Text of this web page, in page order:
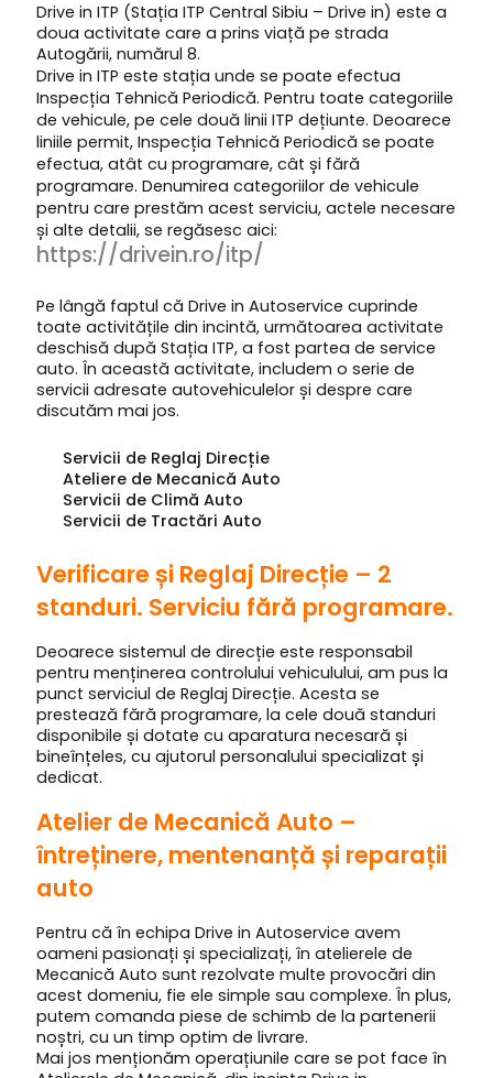
Drive in ITP (Stația ITP Central Sibiu – Drive in) este a
doua activitate care a prins viață pe strada
Autogării, numărul 8.
Drive in ITP este stația unde se poate efectua
Inspecția Tehnică Periodică. Pentru toate categoriile
de vehicule, pe cele două linii ITP dețiunte. Deoarece
liniile permit, Inspecția Tehnică Periodică se poate
efectua, atât cu programare, cât și fără
programare. Denumirea categoriilor de vehicule
pentru care prestăm acest serviciu, actele necesare
și alte detalii, se regăsesc aici:
https://drivein.ro/itp/
Pe lângă faptul că Drive in Autoservice cuprinde
toate activitățile din incintă, următoarea activitate
deschisă după Stația ITP, a fost partea de service
auto. În această activitate, includem o serie de
servicii adresate autovehiculelor și despre care
discutăm mai jos.
Servicii de Reglaj Direcție
Ateliere de Mecanică Auto
Servicii de Climă Auto
Servicii de Tractări Auto
Verificare și Reglaj Direcție – 2
standuri. Serviciu fără programare.
Deoarece sistemul de direcție este responsabil
pentru menținerea controlului vehiculului, am pus la
punct serviciul de Reglaj Direcție. Acesta se
prestează fără programare, la cele două standuri
disponibile și dotate cu aparatura necesară și
bineînțeles, cu ajutorul personalului specializat și
dedicat.
Atelier de Mecanică Auto –
întreținere, mentenanță și reparații
auto
Pentru că în echipa Drive in Autoservice avem
oameni pasionați și specializați, în atelierele de
Mecanică Auto sunt rezolvate multe provocări din
acest domeniu, fie ele simple sau complexe. În plus,
putem comanda piese de schimb de la partenerii
noștri, cu un timp optim de livrare.
Mai jos menționăm operațiunile care se pot face în